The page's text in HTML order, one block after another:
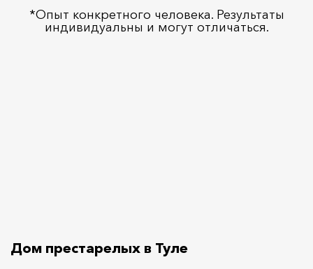
*Опыт конкретного человека. Результаты
индивидуальны и могут отличаться.
Дом престарелых в Туле